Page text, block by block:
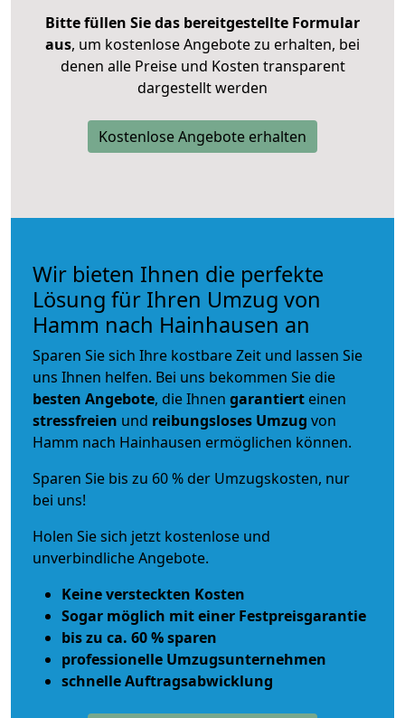
Bitte füllen Sie das bereitgestellte Formular
aus, um kostenlose Angebote zu erhalten, bei
denen alle Preise und Kosten transparent
dargestellt werden
Kostenlose Angebote erhalten
Wir bieten Ihnen die perfekte
Lösung für Ihren Umzug von
Hamm nach Hainhausen an
Sparen Sie sich Ihre kostbare Zeit und lassen Sie
uns Ihnen helfen. Bei uns bekommen Sie die
besten Angebote, die Ihnen garantiert einen
stressfreien und reibungsloses Umzug von
Hamm nach Hainhausen ermöglichen können.
Sparen Sie bis zu 60 % der Umzugskosten, nur
bei uns!
Holen Sie sich jetzt kostenlose und
unverbindliche Angebote.
Keine versteckten Kosten
Sogar möglich mit einer Festpreisgarantie
bis zu ca. 60 % sparen
professionelle Umzugsunternehmen
schnelle Auftragsabwicklung